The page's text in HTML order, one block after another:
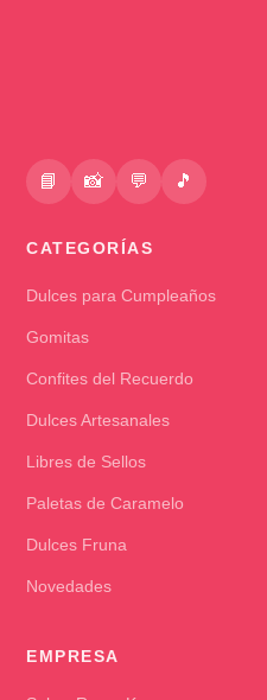
📘 📸 💬 🎵
CATEGORÍAS
Dulces para Cumpleaños
Gomitas
Confites del Recuerdo
Dulces Artesanales
Libres de Sellos
Paletas de Caramelo
Dulces Fruna
Novedades
EMPRESA